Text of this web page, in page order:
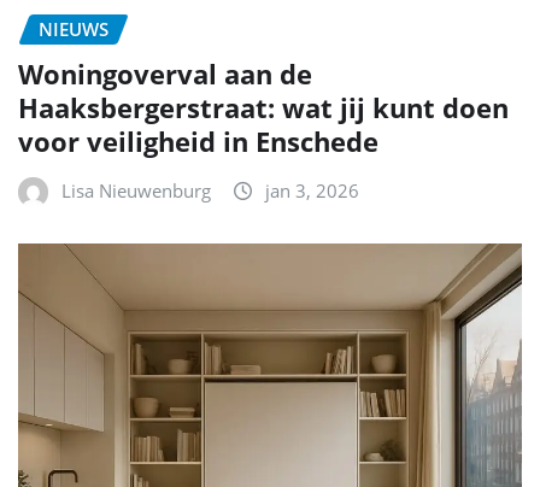
NIEUWS
Woningoverval aan de
Haaksbergerstraat: wat jij kunt doen
voor veiligheid in Enschede
Lisa Nieuwenburg jan 3, 2026